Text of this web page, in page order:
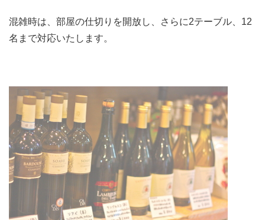
混雑時は、部屋の仕切りを開放し、さらに2テーブル、12
名まで対応いたします。